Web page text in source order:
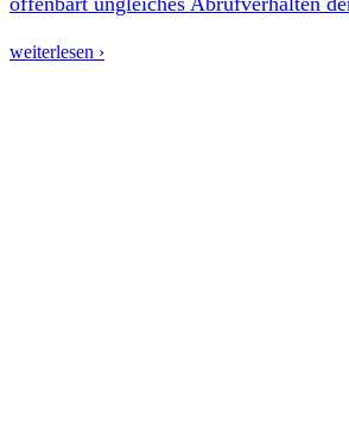
weiterlesen ›